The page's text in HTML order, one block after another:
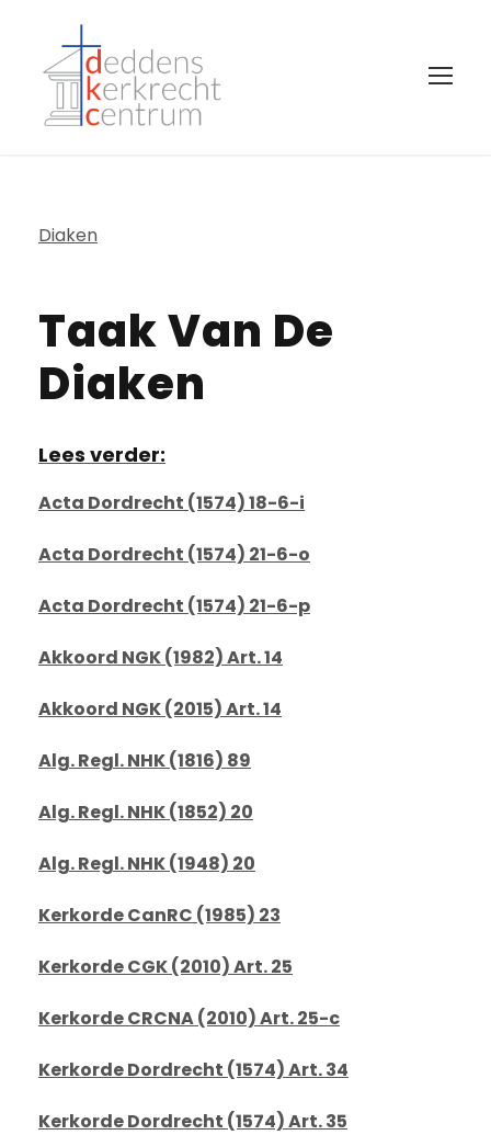
Diaken
Taak Van De
Diaken
Lees verder:
Acta Dordrecht (1574) 18-6-i
Acta Dordrecht (1574) 21-6-o
Acta Dordrecht (1574) 21-6-p
Akkoord NGK (1982) Art. 14
Akkoord NGK (2015) Art. 14
Alg. Regl. NHK (1816) 89
Alg. Regl. NHK (1852) 20
Alg. Regl. NHK (1948) 20
Kerkorde CanRC (1985) 23
Kerkorde CGK (2010) Art. 25
Kerkorde CRCNA (2010) Art. 25-c
Kerkorde Dordrecht (1574) Art. 34
Kerkorde Dordrecht (1574) Art. 35